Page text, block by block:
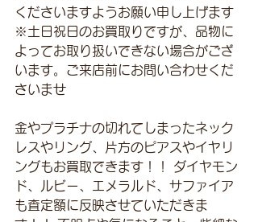
くださいますようお願い申し上げます
※土日祝日のお買取りですが、品物に
よってお取り扱いできない場合がござ
います。ご来店前にお問い合わせくだ
さいませ
金やプラチナの切れてしまったネック
レスやリング、片方のピアスやイヤリ
ングもお買取できます！！ ダイヤモン
ド、ルビー、エメラルド、サファイア
も査定額に反映させていただきま